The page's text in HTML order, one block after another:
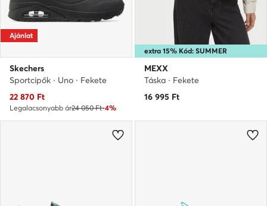
Ajánlat
Skechers
Sportcipők · Uno · Fekete
Aktuális ár
22 870 Ft
Legalacsonyabb ár24 050 Ft-4%
extra 15% Kód: SUMMER
MEXX
Táska · Fekete
16 995 Ft